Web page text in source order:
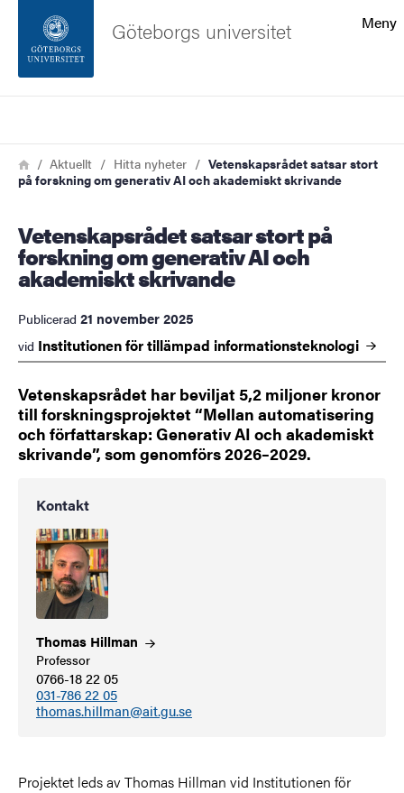
Sidfoten
Om webbplatsen
Meny
Göteborgs universitet
Länkstig
HemAktuellt Hitta nyheter
Vetenskapsrådet satsar stort
på forskning om generativ AI och akademiskt skrivande
Vetenskapsrådet satsar stort på
forskning om generativ AI och
akademiskt skrivande
Publicerad 21 november 2025
vid Institutionen för tillämpad informationsteknologi
Vetenskapsrådet har beviljat 5,2 miljoner kronor
till forskningsprojektet “Mellan automatisering
och författarskap: Generativ AI och akademiskt
skrivande”, som genomförs 2026–2029.
Kontakt
Thomas Hillman
Professor
0766-18 22 05
031-786 22 05
thomas.hillman@ait.gu.se
Projektet leds av Thomas Hillman vid Institutionen för